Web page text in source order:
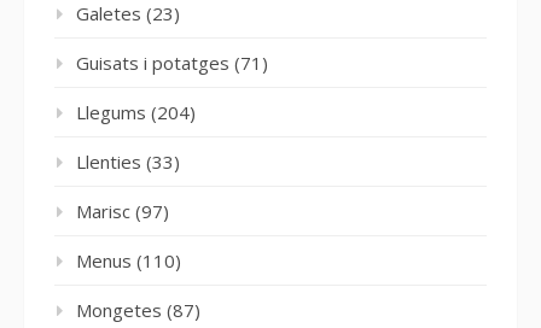
Galetes (23)
Guisats i potatges (71)
Llegums (204)
Llenties (33)
Marisc (97)
Menus (110)
Mongetes (87)